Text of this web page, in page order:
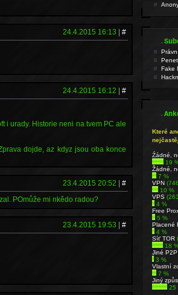
24.4.2015 16:13 |#
24.4.2015 16:12 |#
i urady. Historie neni na tvem PC ale
dojde, az kdyz jsou oba konce
23.4.2015 20:52 |#
POmůže mi nkědo radou?
23.4.2015 19:53 |#
.
Fake
.
Které
Źádné,
19
Žádné,
7 %
VPN
10 %
VPS
4 %
Free
5 %
Placené
4 %
Síť TOR
18
Jiné
3 %
Vlastní
7 %
Jiný
25